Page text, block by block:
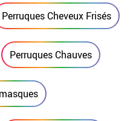
Perruques Cheveux Frisés
Perruques Chauves